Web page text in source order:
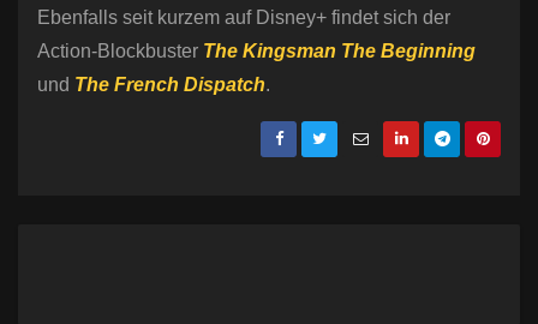
Ebenfalls seit kurzem auf Disney+ findet sich der
Action-Blockbuster The Kingsman The Beginning
und The French Dispatch.